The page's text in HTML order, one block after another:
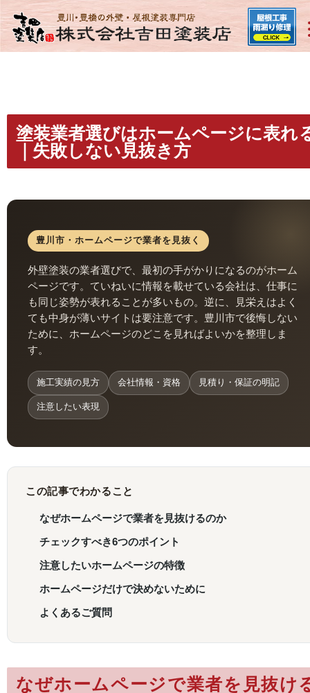
塗装業者選びはホームページに表れ
｜失敗しない見抜き方
豊川市・ホームページで業者を見抜く
外壁塗装の業者選びで、最初の手がかりになるのがホーム
ページです。ていねいに情報を載せている会社は、仕事に
も同じ姿勢が表れることが多いもの。逆に、見栄えはよく
ても中身が薄いサイトは要注意です。豊川市で後悔しない
ために、ホームページのどこを見ればよいかを整理しま
す。
施工実績の見方 会社情報・資格 見積り・保証の明記
注意したい表現
この記事でわかること
なぜホームページで業者を見抜けるのか
チェックすべき6つのポイント
注意したいホームページの特徴
ホームページだけで決めないために
よくあるご質問
なぜホームページで業者を見抜け